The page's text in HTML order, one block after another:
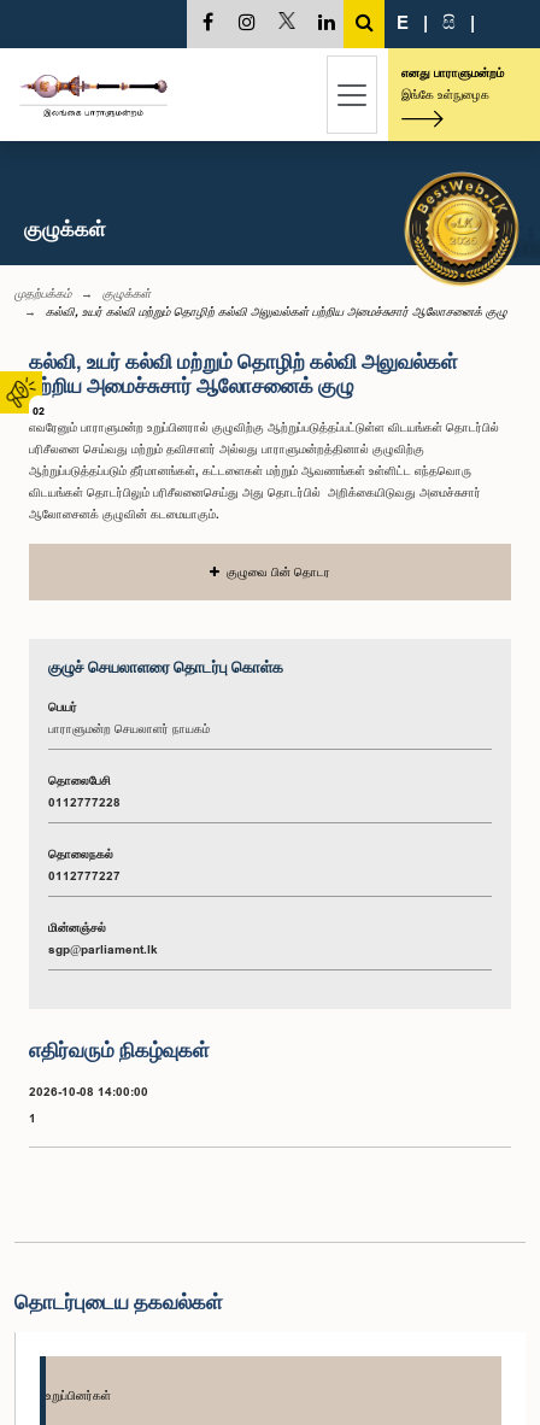
02
E | සි |
எனது பாராளுமன்றம்
இங்கே உள்நுழைக
குழுக்கள்
முதற்பக்கம்
குழுக்கள்
கல்வி, உயர் கல்வி மற்றும் தொழிற் கல்வி அலுவல்கள் பற்றிய அமைச்சுசார் ஆலோசனைக் குழு
கல்வி, உயர் கல்வி மற்றும் தொழிற் கல்வி அலுவல்கள்
பற்றிய அமைச்சுசார் ஆலோசனைக் குழு
எவரேனும் பாராளுமன்ற உறுப்பினரால் குழுவிற்கு ஆற்றுப்படுத்தப்பட்டுள்ள விடயங்கள் தொடர்பில்
பரிசீலனை செய்வது மற்றும் தவிசாளர் அல்லது பாராளுமன்றத்தினால் குழுவிற்கு
ஆற்றுப்படுத்தப்படும் தீர்மானங்கள், கட்டளைகள் மற்றும் ஆவணங்கள் உள்ளிட்ட எந்தவொரு
விடயங்கள் தொடர்பிலும் பரிசீலனைசெய்து அது தொடர்பில் அறிக்கையிடுவது அமைச்சுசார்
ஆலோசைனக் குழுவின் கடமையாகும்.
குழுவை பின் தொடர
குழுச் செயலாளரை தொடர்பு கொள்க
பெயர்
பாராளுமன்ற செயலாளர் நாயகம்
தொலைபேசி
0112777228
தொலைநகல்
0112777227
மின்னஞ்சல்
sgp@parliament.lk
எதிர்வரும் நிகழ்வுகள்
2026-10-08 14:00:00
1
தொடர்புடைய தகவல்கள்
உறுப்பினர்கள்